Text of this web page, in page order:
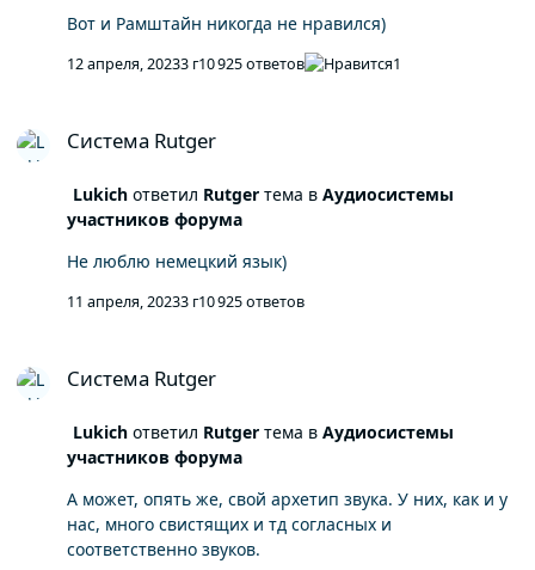
Вот и Рамштайн никогда не нравился)
12 апреля, 20233 г10 925 ответов 1
Система Rutger
Lukichответил Rutgerтема в Аудиосистемы
участников форума
Не люблю немецкий язык)
11 апреля, 20233 г10 925 ответов
Система Rutger
Lukichответил Rutgerтема в Аудиосистемы
участников форума
А может, опять же, свой архетип звука. У них, как и у
нас, много свистящих и тд согласных и
соответственно звуков.